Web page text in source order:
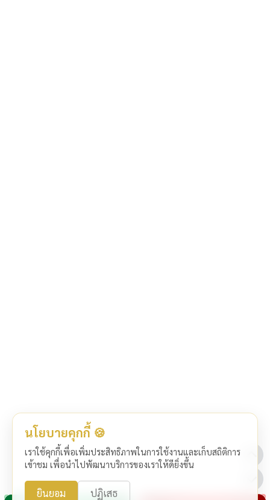
นโยบายคุกกี้ 🍪
เราใช้คุกกี้เพื่อเพิ่มประสิทธิภาพในการใช้งานและเก็บสถิติการ
เข้าชม เพื่อนำไปพัฒนาบริการของเราให้ดียิ่งขึ้น
ยินยอม ปฏิเสธ